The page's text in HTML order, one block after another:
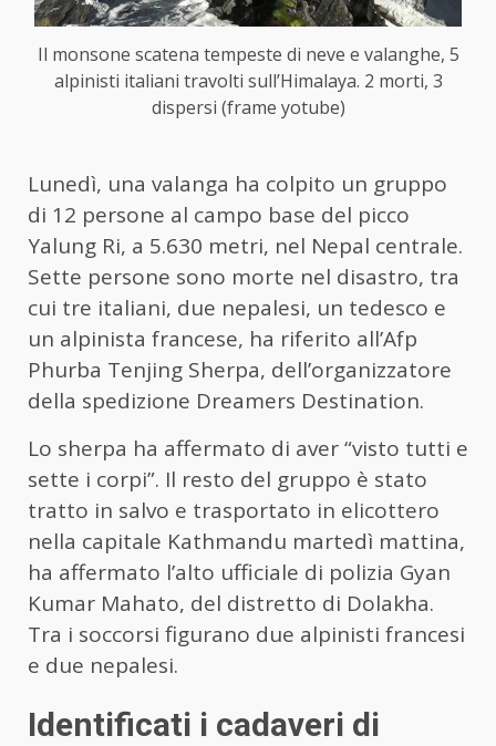
Il monsone scatena tempeste di neve e valanghe, 5
alpinisti italiani travolti sull’Himalaya. 2 morti, 3
dispersi (frame yotube)
Lunedì, una valanga ha colpito un gruppo
di 12 persone al campo base del picco
Yalung Ri, a 5.630 metri, nel Nepal centrale.
Sette persone sono morte nel disastro, tra
cui tre italiani, due nepalesi, un tedesco e
un alpinista francese, ha riferito all’Afp
Phurba Tenjing Sherpa, dell’organizzatore
della spedizione Dreamers Destination.
Lo sherpa ha affermato di aver “visto tutti e
sette i corpi”. Il resto del gruppo è stato
tratto in salvo e trasportato in elicottero
nella capitale Kathmandu martedì mattina,
ha affermato l’alto ufficiale di polizia Gyan
Kumar Mahato, del distretto di Dolakha.
Tra i soccorsi figurano due alpinisti francesi
e due nepalesi.
Identificati i cadaveri di